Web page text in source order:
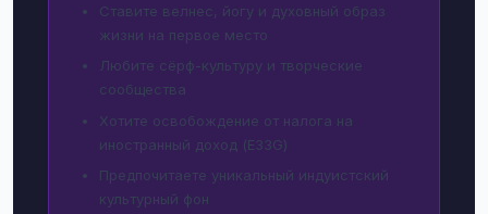
Ставите велнес, йогу и духовный образ
жизни на первое место
Любите сёрф-культуру и творческие
сообщества
Хотите освобождение от налога на
иностранный доход (E33G)
Предпочитаете уникальный индуистский
культурный фон